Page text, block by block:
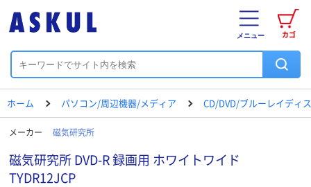
カゴ
メニュー
ホーム パソコン/周辺機器/メディア CD/DVD/ブルーレイディ
メーカー 磁気研究所
磁気研究所 DVD-R 録画用 ホワイトワイド
TYDR12JCP